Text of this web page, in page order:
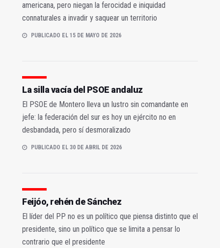
americana, pero niegan la ferocidad e iniquidad
connaturales a invadir y saquear un territorio
PUBLICADO EL 15 DE MAYO DE 2026
La silla vacía del PSOE andaluz
El PSOE de Montero lleva un lustro sin comandante en
jefe: la federación del sur es hoy un ejército no en
desbandada, pero sí desmoralizado
PUBLICADO EL 30 DE ABRIL DE 2026
Feijóo, rehén de Sánchez
El líder del PP no es un político que piensa distinto que el
presidente, sino un político que se limita a pensar lo
contrario que el presidente